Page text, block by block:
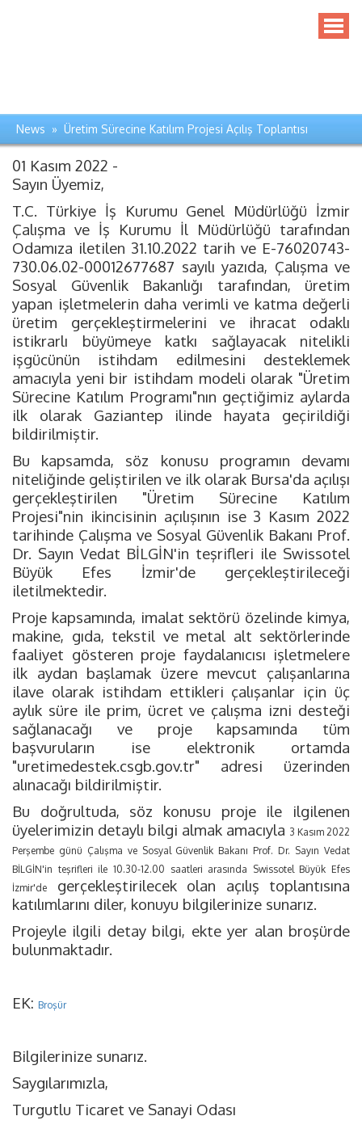
News » Üretim Sürecine Katılım Projesi Açılış Toplantısı
01 Kasım 2022 -
Sayın Üyemiz,
T.C. Türkiye İş Kurumu Genel Müdürlüğü İzmir
Çalışma ve İş Kurumu İl Müdürlüğü tarafından
Odamıza iletilen 31.10.2022 tarih ve E-76020743-
730.06.02-00012677687 sayılı yazıda, Çalışma ve
Sosyal Güvenlik Bakanlığı tarafından, üretim
yapan işletmelerin daha verimli ve katma değerli
üretim gerçekleştirmelerini ve ihracat odaklı
istikrarlı büyümeye katkı sağlayacak nitelikli
işgücünün istihdam edilmesini desteklemek
amacıyla yeni bir istihdam modeli olarak "Üretim
Sürecine Katılım Programı"nın geçtiğimiz aylarda
ilk olarak Gaziantep ilinde hayata geçirildiği
bildirilmiştir.
Bu kapsamda, söz konusu programın devamı
niteliğinde geliştirilen ve ilk olarak Bursa'da açılışı
gerçekleştirilen "Üretim Sürecine Katılım
Projesi"nin ikincisinin açılışının ise 3 Kasım 2022
tarihinde Çalışma ve Sosyal Güvenlik Bakanı Prof.
Dr. Sayın Vedat BİLGİN'in teşrifleri ile Swissotel
Büyük Efes İzmir'de gerçekleştirileceği
iletilmektedir.
Proje kapsamında, imalat sektörü özelinde kimya,
makine, gıda, tekstil ve metal alt sektörlerinde
faaliyet gösteren proje faydalanıcısı işletmelere
ilk aydan başlamak üzere mevcut çalışanlarına
ilave olarak istihdam ettikleri çalışanlar için üç
aylık süre ile prim, ücret ve çalışma izni desteği
sağlanacağı ve proje kapsamında tüm
başvuruların ise elektronik ortamda
"uretimedestek.csgb.gov.tr" adresi üzerinden
alınacağı bildirilmiştir.
Bu doğrultuda, söz konusu proje ile ilgilenen
üyelerimizin detaylı bilgi almak amacıyla 3 Kasım 2022
Perşembe günü Çalışma ve Sosyal Güvenlik Bakanı Prof. Dr. Sayın Vedat
BİLGİN'in teşrifleri ile 10.30-12.00 saatleri arasında Swissotel Büyük Efes
İzmir'de
gerçekleştirilecek olan açılış toplantısına
katılımlarını diler, konuyu bilgilerinize sunarız.
Projeyle ilgili detay bilgi, ekte yer alan broşürde
bulunmaktadır.
EK: Broşür
Bilgilerinize sunarız.
Saygılarımızla,
Turgutlu Ticaret ve Sanayi Odası